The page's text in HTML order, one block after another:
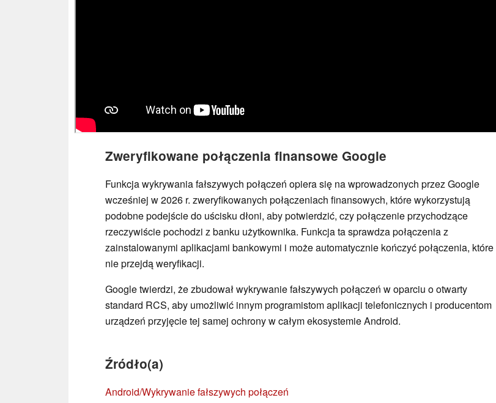
Zweryfikowane połączenia finansowe Google
Funkcja wykrywania fałszywych połączeń opiera się na wprowadzonych przez Google
wcześniej w 2026 r. zweryfikowanych połączeniach finansowych, które wykorzystują
podobne podejście do uścisku dłoni, aby potwierdzić, czy połączenie przychodzące
rzeczywiście pochodzi z banku użytkownika. Funkcja ta sprawdza połączenia z
zainstalowanymi aplikacjami bankowymi i może automatycznie kończyć połączenia, które
nie przejdą weryfikacji.
Google twierdzi, że zbudował wykrywanie fałszywych połączeń w oparciu o otwarty
standard RCS, aby umożliwić innym programistom aplikacji telefonicznych i producentom
urządzeń przyjęcie tej samej ochrony w całym ekosystemie Android.
Źródło(a)
Android/Wykrywanie fałszywych połączeń